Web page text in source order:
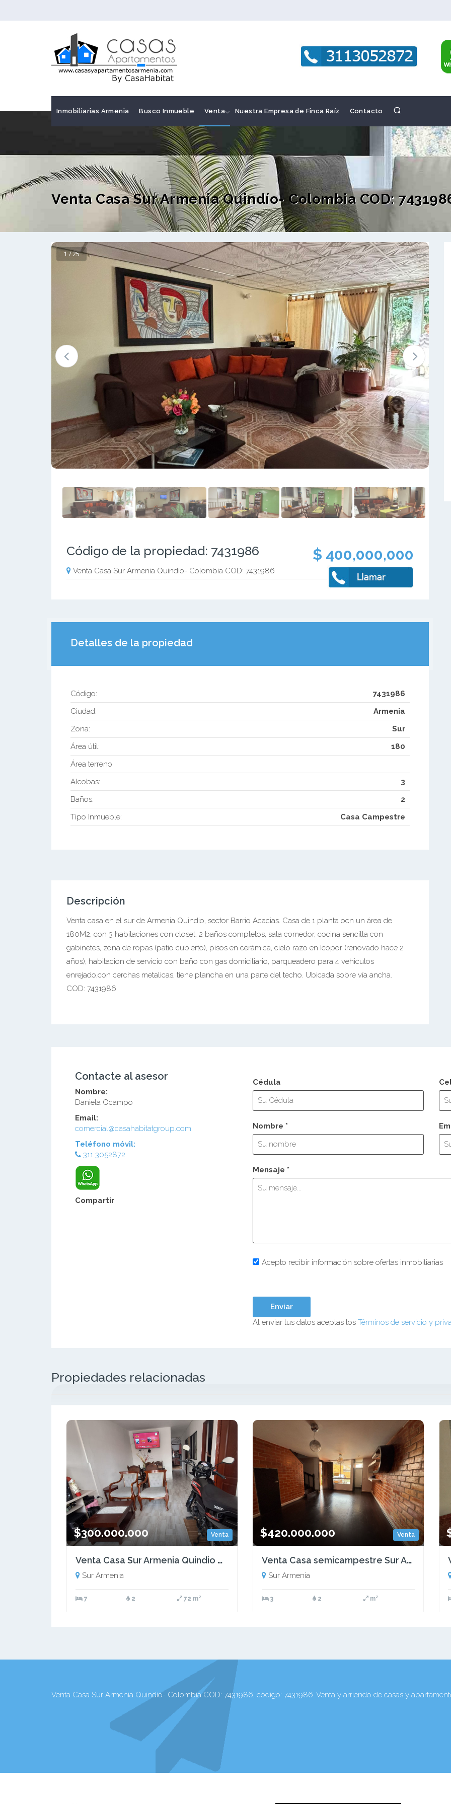
Inmobiliarias Armenia Busco Inmueble Venta Nuestra Empresa de Finca Raíz Contacto
Venta Casa Sur Armenia Quindío- Colombia COD:
1 / 25
Código de la propiedad: 7431986 $ 400,000,000
Venta Casa Sur Armenia Quindío- Colombia COD: 7431986
Detalles de la propiedad
Código:
7431986
Ciudad:
Armenia
Zona:
Sur
Área útil:
180
Área terreno:
Alcobas:
3
Baños:
2
Tipo Inmueble:
Casa Campestre
Descripción
Venta casa en el sur de Armenia Quindio, sector Barrio Acacias. Casa de 1 planta ocn un área de
180M2, con 3 habitaciones con closet, 2 baños completos, sala comedor, cocina sencilla con
gabinetes, zona de ropas (patio cubierto), pisos en cerámica, cielo razo en Icopor (renovado hace 2
años), habitacion de servicio con baño con gas domiciliario, parqueadero para 4 vehiculos
enrejado,con cerchas metalicas, tiene plancha en una parte del techo. Ubicada sobre vía ancha.
COD: 7431986
Contacte al asesor
Nombre:
Daniela Ocampo
Email:
comercial@casahabitatgroup.com
Teléfono móvil:
311 3052872
Compartir
Cédula
Nombre *
Mensaje *
Acepto recibir información sobre ofertas inmobiliarias
Al enviar tus datos aceptas los Términos de servicio y
Propiedades relacionadas
Venta
$300.000.000
Venta Casa Sur Armenia Quindio COD: 8285416
Sur Armenia
7 2 72 m²
Venta
$420.000.000
Venta Casa semicampestre Sur Armenia, Quindio-Colombia COD: 8620276
Sur Armenia
3 2 m²
Venta Casa Sur Armenia Quindío- Colombia COD: 7431986, código: 7431986. Venta y arriendo de casas y